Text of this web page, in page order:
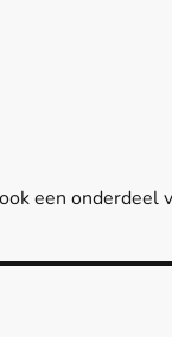
een onderdeel